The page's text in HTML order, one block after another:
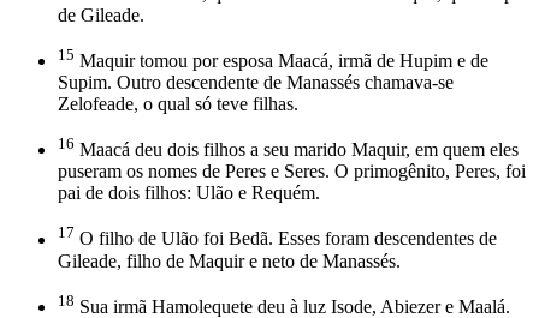
de Gileade.
15 Maquir tomou por esposa Maacá, irmã de Hupim e de
Supim. Outro descendente de Manassés chamava-se
Zelofeade, o qual só teve filhas.
16 Maacá deu dois filhos a seu marido Maquir, em quem eles
puseram os nomes de Peres e Seres. O primogênito, Peres, foi
pai de dois filhos: Ulão e Requém.
17 O filho de Ulão foi Bedã. Esses foram descendentes de
Gileade, filho de Maquir e neto de Manassés.
18 Sua irmã Hamolequete deu à luz Isode, Abiezer e Maalá.